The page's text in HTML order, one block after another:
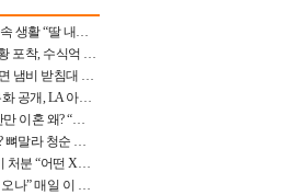
배우 최일순, 이혼 후 20년 산속 생활 “딸 내가 버렸다고 원망‥맘 아파”(특종)[어제TV]
‘혼외자→유부남’ 정우성 근황 포착, 수식억 해킹 피해 후배 만났다 “존경하는”
집 공개 유재석, 결혼사진 라면 냄비 받침대 되고 분노‥가족사진도 피해(놀뭐)[어제TV]
백윤식 손녀+정시아 딸 첫 유화 공개, LA 아트쇼→서울국제조각페스타 작가다운 수준급 실력
유혜리, 배우 이근희과 1년 반만 이혼 왜? “식칼 꽂고 의자 던져” 충격 폭로(특종)[어제TV]
임지연, 그림 같은 발리 배경? 뼈말라 청순 비키니 핏에 상대 안 되네
김성수, ♥박소윤 집 이불 폐기 처분 “어떤 X이랑 썼을지 몰라” 질투(신랑수업2)[어제TV]
44kg 송가인 “비가 오나 눈이 오나” 매일 이 운동, 허벅지 근육량 상승+체지방 감소